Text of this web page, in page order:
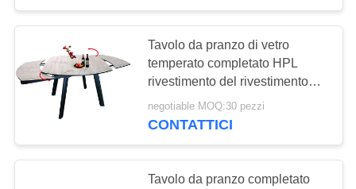
RICHIEDA
UNA
CITAZIONE
MAPPA
Tavolo da pranzo di vetro
temperato completato HPL
rivestimento del rivestimento
della polvere dei 1,7 tester
negotiable MOQ:30 pezzi
CONTATTICI
Tavolo da pranzo completato